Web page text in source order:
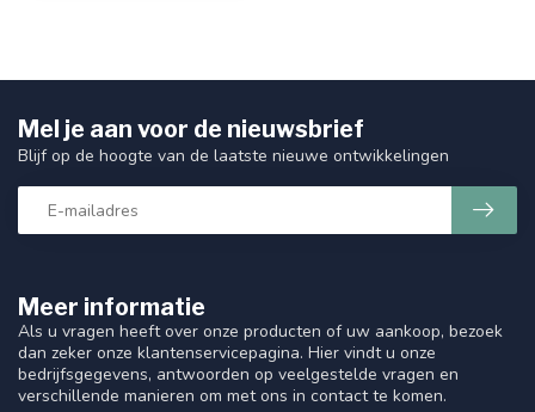
Meer informatie
Als u vragen heeft over onze producten of uw aankoop, bezoek
dan zeker onze klantenservicepagina. Hier vindt u onze
bedrijfsgegevens, antwoorden op veelgestelde vragen en
verschillende manieren om met ons in contact te komen.
Mel je aan voor de nieuwsbrief
Blijf op de hoogte van de laatste nieuwe ontwikkelingen